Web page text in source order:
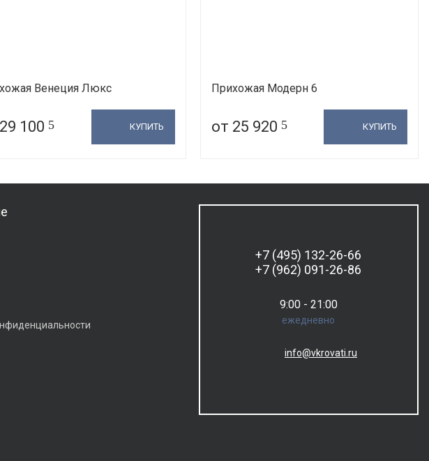
Венеция Люкс
100 5 КУПИТЬ
Прихожая Модерн 6
от 25 920 5 КУПИТЬ
+7 (495) 132-26-66
+7 (962) 091-26-86
9:00 - 21:00
ежедневно
info@vkrovati.ru